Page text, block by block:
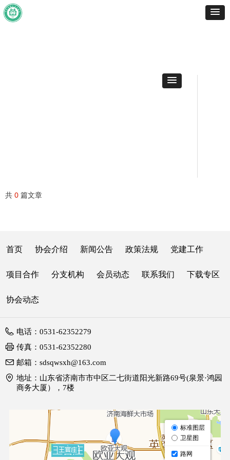
共 0 篇文章
首页 协会介绍 新闻公告 政策法规 党建工作
项目合作 分支机构 会员动态 联系我们 下载专区
协会动态
电话： 0531-62352279
传真： 0531-62352280
邮箱： sdsqwsxh@163.com
地址： 山东省济南市市中区二七街道阳光新路69号(泉景·鸿园
商务大厦），7楼